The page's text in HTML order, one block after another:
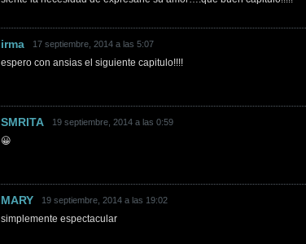
irma 17 septiembre, 2014 a las 5:07
espero con ansias el siguiente capitulo!!!!
SMRITA 19 septiembre, 2014 a las 0:59
😀
MARY 19 septiembre, 2014 a las 19:02
simplemente espectacular